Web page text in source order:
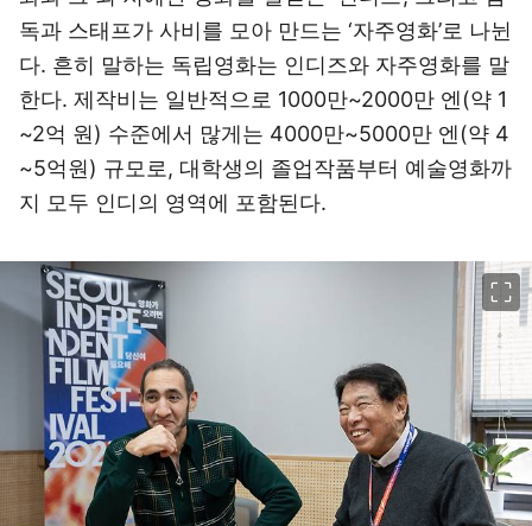
독과 스태프가 사비를 모아 만드는 ‘자주영화’로 나뉜
다. 흔히 말하는 독립영화는 인디즈와 자주영화를 말
한다. 제작비는 일반적으로 1000만~2000만 엔(약 1
~2억 원) 수준에서 많게는 4000만~5000만 엔(약 4
~5억원) 규모로, 대학생의 졸업작품부터 예술영화까
지 모두 인디의 영역에 포함된다.